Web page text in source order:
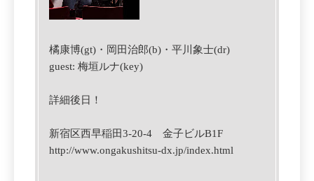
橘康博(gt)・岡田治郎(b)・平川象士(dr)
guest: 梅垣ルナ(key)
詳細後日！
新宿区西早稲田3-20-4 金子ビルB1F
http://www.ongakushitsu-dx.jp/index.html